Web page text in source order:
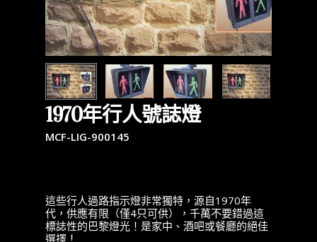
1970年行人號誌燈
MCF-LIG-900145
這些行人過路指示燈非常獨特，源自1970年
代，供應有限（僅4只可供），千萬不要錯過這
標誌性的巴黎燈光！是家中、酒吧或餐廳的絕佳
選擇！